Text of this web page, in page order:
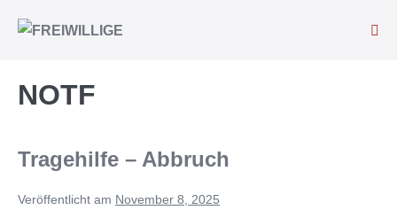
NOTF
Tragehilfe – Abbruch
Veröffentlicht am November 8, 2025